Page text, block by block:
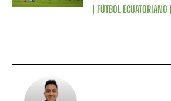
FÚTBOL ECUATORIANO